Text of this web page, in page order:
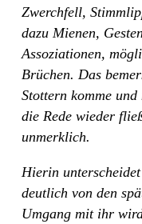
Zwerchfell,
dazu Mienen,
Assoziationen,
Brüchen. Das
Stottern komme und
die Rede wieder
unmerklich.
Hierin
deutlich von den
Umgang mit ihr